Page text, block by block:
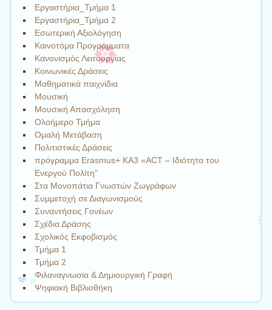
Εργαστήρια_Τμήμα 1
Εργαστήρια_Τμήμα 2
Εσωτερική Αξιολόγηση
Καινοτόμα Προγράμματα
Κανονισμός Λειτουργίας
Κοινωνικές Δράσεις
Μαθηματικά παιχνίδια
Μουσική
Μουσική Απασχόληση
Ολοήμερο Τμήμα
Ομαλή Μετάβαση
Πολιτιστικές Δράσεις
πρόγραμμα Erasmus+ KA3 «ACT – Ιδιότητα του
Eνεργού Πολίτη"
Στα Μονοπάτια Γνωστών Ζωγράφων
Συμμετοχή σε Διαγωνισμούς
Συναντήσεις Γονέων
Σχέδια Δράσης
Σχολικός Εκφοβισμός
Τμήμα 1
Τμήμα 2
Φιλαναγνωσία & Δημιουργική Γραφή
Ψηφιακή Βιβλιοθήκη